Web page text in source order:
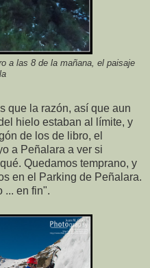
a las 8 de la mañana, el paisaje
que la razón, así que aun
hielo estaban al límite, y
de los de libro, el
a Peñalara a ver si
Quedamos temprano, y
en el Parking de Peñalara.
... en fin".